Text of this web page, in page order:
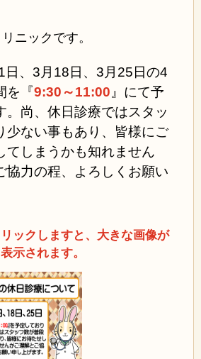
ニックです。
日、3月18日、3月25日の4
を『9:30～11:00』にて予
。尚、休日診療ではスタッ
少ない事もあり、皆様にご
てしまうかも知れません
協力の程、よろしくお願い
ックしますと、大きな画像が
表示されます。